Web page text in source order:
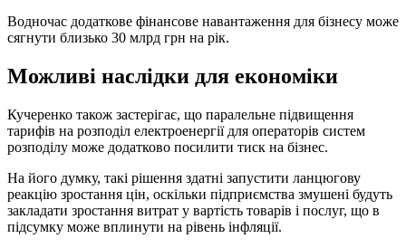
Водночас додаткове фінансове навантаження для бізнесу може
сягнути близько 30 млрд грн на рік.
Можливі наслідки для економіки
Кучеренко також застерігає, що паралельне підвищення
тарифів на розподіл електроенергії для операторів систем
розподілу може додатково посилити тиск на бізнес.
На його думку, такі рішення здатні запустити ланцюгову
реакцію зростання цін, оскільки підприємства змушені будуть
закладати зростання витрат у вартість товарів і послуг, що в
підсумку може вплинути на рівень інфляції.